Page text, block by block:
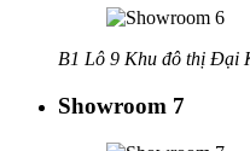
B1 Lô 9 Khu đô thị Đại
Showroom 7